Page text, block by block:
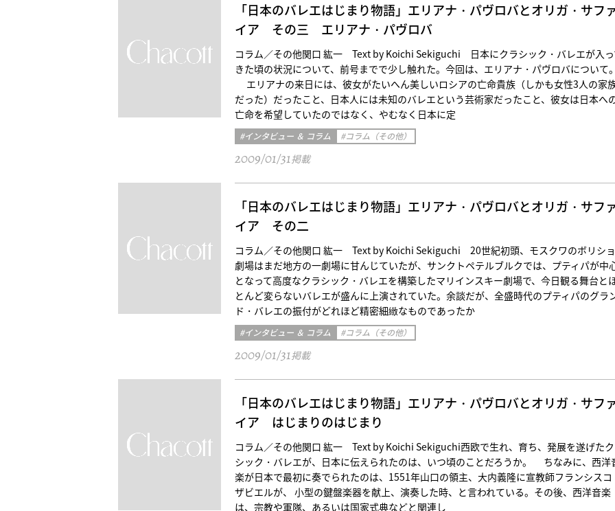
「日本のバレエはじまり物語」エリアナ・パヴロバとオリガ・サフ
イア その三 エリアナ・パヴロバ
コラム／その他関口 紘一 Text by Koichi Sekiguchi 日本にクラシック・バレエが入っ
きた頃の状況について、前号までで少し触れた。今回は、エリアナ・パヴロバについて。
エリアナの来日には、彼女がたいへん美しいロシアの亡命貴族（しかも女性3人の家
だった）だったこと、日本人には未知のバレエという芸術家だったこと、彼女は日本へ
亡命を希望していたのではなく、やむなく日本に定
#インタビュー ＆ コラム #コラム（その他）
2009/01/31掲載
「日本のバレエはじまり物語」エリアナ・パヴロバとオリガ・サフ
イア その二
コラム／その他関口 紘一 Text by Koichi Sekiguchi 20世紀初頭、モスクワのボリシ
劇場はまだ地方の一劇場に甘んじていたが、サンクトペテルブルクでは、プティパが中
となって高度なクラシック・バレエを構築したマリインスキー劇場で、今日観る舞台と
とんど変らないバレエが盛んに上演されていた。余談だが、全盛時代のプティパのグラ
ド・バレエの振付がどれほど精密細緻なものであったか
#インタビュー ＆ コラム #コラム（その他）
2009/01/31掲載
「日本のバレエはじまり物語」エリアナ・パヴロバとオリガ・サフ
イア はじまりのはじまり
コラム／その他関口 紘一 Text by Koichi Sekiguchi西欧で生れ、育ち、発展を遂げた
シック・バレエが、日本に伝えられたのは、いつ頃のことだろうか。 ちなみに、西洋
楽が日本で最初に奏でられたのは、1551年山口の領主、大内義隆に宣教師フランシスコ
ザビエルが、 小型の鍵盤楽器を献上、演奏した時、と言われている。その後、西洋音楽
は、宗教や軍隊、あるいは国家式典などと関連し